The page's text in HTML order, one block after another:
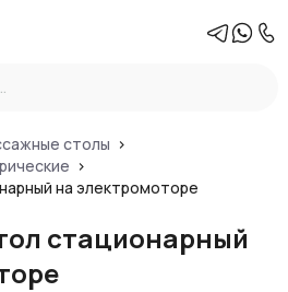
столы
на электромоторе
стационарный